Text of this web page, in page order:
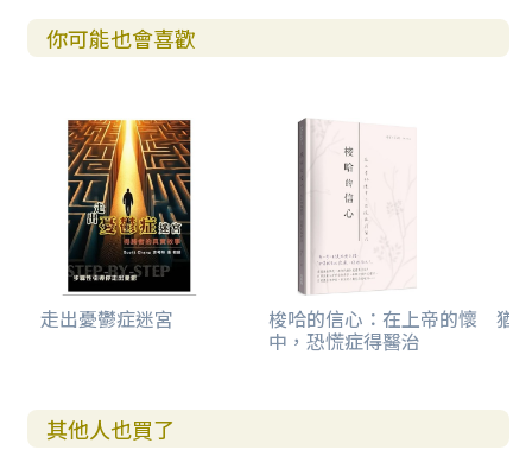
論老少。不管是在教會或是在任何群體，總有人在等著和馬
克聊上幾句，大家都想聽聽他那些樸實卻總能讓人打起精神
個小時。我特別喜歡跟馬克聊天，他是那種不在寒暄客套上
浪費時間的人。
馬克擅於傾聽，也總能找到合適的時機分享自己的所思所
得。他使我嘗試從陌生的角度去觀察這個世界，在熙熙攘攘
的人群中尋找能夠長久存在的東西。我被馬克所吸引，但我
心裡總覺得有什麼東西阻擋在我們之間，使我們永遠保持禮
貌的距離。馬克問過我幾次是否願意和他在一起，我很想答
應，然後，我就能和他一起吃著甜點、喝著暖熱的咖啡、舒
子、聽著他爽朗的笑聲，但這些渴望總是被來自往日的回音
你可能也會喜歡
走出憂鬱症迷宮 梭哈的信心：在上帝的懷
中，恐慌症得醫治
猶
其他人也買了